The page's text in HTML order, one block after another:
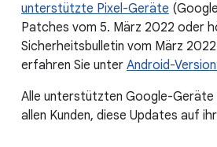
unterstützte Pixel-Geräte
Patches vom 5. März 2022 oder
Sicherheitsbulletin vom März
erfahren Sie unter Android-
Alle unterstützten Google-
allen Kunden, diese Updates auf